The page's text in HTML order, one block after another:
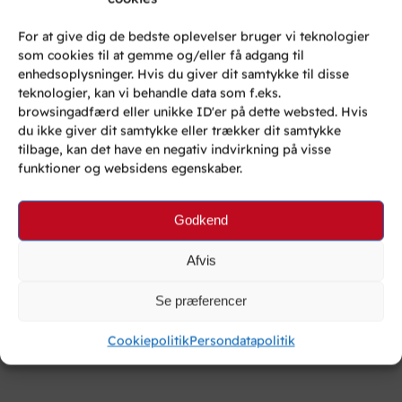
For at give dig de bedste oplevelser bruger vi teknologier
som cookies til at gemme og/eller få adgang til
enhedsoplysninger. Hvis du giver dit samtykke til disse
teknologier, kan vi behandle data som f.eks.
browsingadfærd eller unikke ID'er på dette websted. Hvis
du ikke giver dit samtykke eller trækker dit samtykke
tilbage, kan det have en negativ indvirkning på visse
funktioner og websidens egenskaber.
Godkend
Afvis
Se præferencer
CookiepolitikPersondatapolitik
Er du en af de mange der overvejer at
skifte din PC til en Mac, kan du på
TechWebfinde en fin guide (på
engelsk) der beskriver forskellene
TechWeb | Switching To The Mac: A Guide For